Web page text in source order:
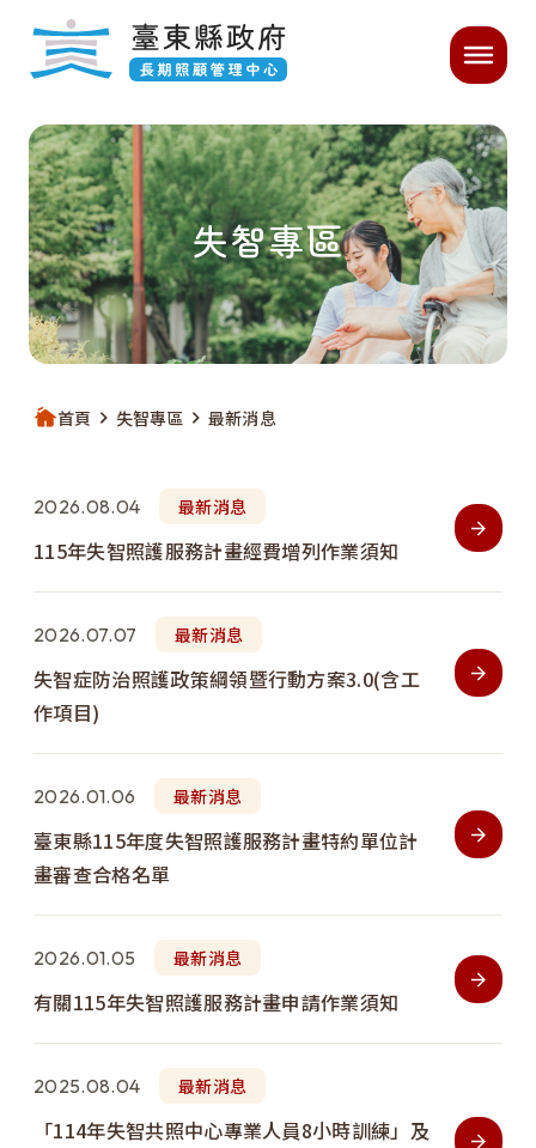
跳過頁首直接到內容
主要內容開始
失智專區
首頁 失智專區 最新消息
2026.08.04 最新消息
115年失智照護服務計畫經費增列作業須知
2026.07.07 最新消息
失智症防治照護政策綱領暨行動方案3.0(含工
作項目)
2026.01.06 最新消息
臺東縣115年度失智照護服務計畫特約單位計
畫審查合格名單
2026.01.05 最新消息
有關115年失智照護服務計畫申請作業須知
2025.08.04 最新消息
「114年失智共照中心專業人員8小時訓練」及